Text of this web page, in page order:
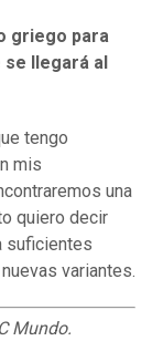
griego para
llegará al
tengo
mis
una
quiero decir
suficientes
variantes.
Mundo.